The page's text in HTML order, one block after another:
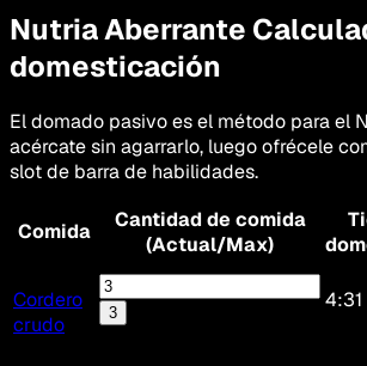
Nutria Aberrante
domesticación
El domado pasivo es el método para el
acércate sin agarrarlo, luego ofrécele
slot de barra de habilidades.
Comida
Cantidad de comida
(Actual/Max)
Cordero
crudo
3
4:31